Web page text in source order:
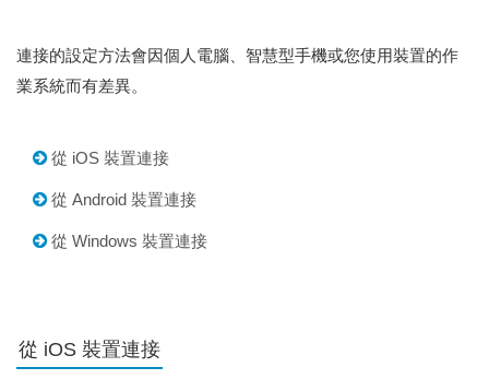
連接的設定方法會因個人電腦、智慧型手機或您使用裝置的作
業系統而有差異。
從 iOS 裝置連接
從 Android 裝置連接
從 Windows 裝置連接
從 iOS 裝置連接